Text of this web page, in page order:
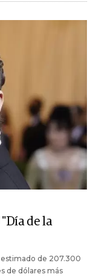
de la
de 207.300
de dólares más